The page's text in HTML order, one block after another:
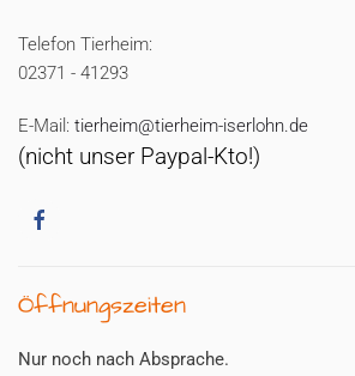
Telefon Tierheim:
02371 - 41293
E-Mail: tierheim@tierheim-iserlohn.de
(nicht unser Paypal-Kto!)
Öffnungszeiten
Nur noch nach Absprache.